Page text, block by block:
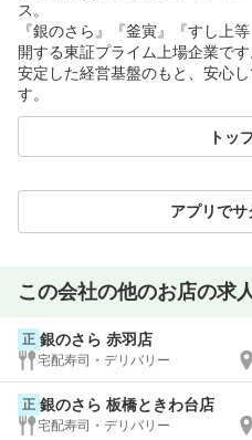
ス。
『銀のさら』『釜寅』『すし上
開する東証プライム上場企業です
安定した経営基盤のもと、安心
す。
トッ
アプリでサ
この会社の他のお店の求
正 銀のさら 赤羽店
宅配寿司・デリバリー
正 銀のさら 板橋ときわ台店
宅配寿司・デリバリー